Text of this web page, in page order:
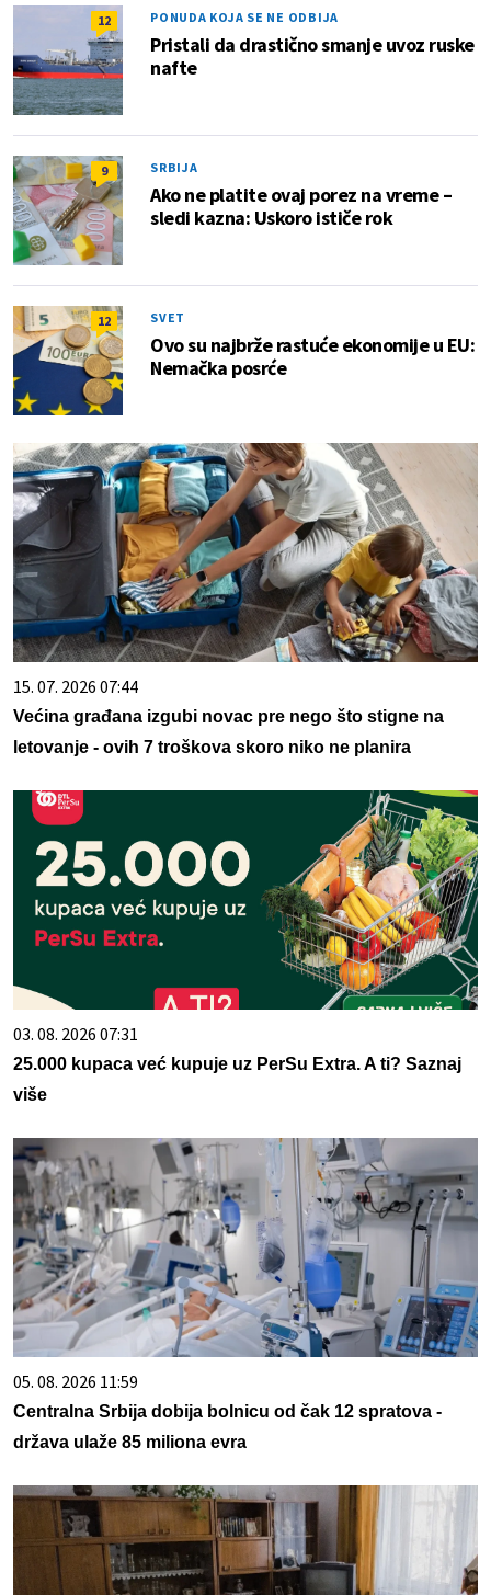
12 PONUDA KOJA SE NE ODBIJA
Pristali da drastično smanje uvoz ruske
nafte
9 SRBIJA
Ako ne platite ovaj porez na vreme –
sledi kazna: Uskoro ističe rok
12 SVET
Ovo su najbrže rastuće ekonomije u EU:
Nemačka posrće
15. 07. 2026 07:44
Većina građana izgubi novac pre nego što stigne na
letovanje - ovih 7 troškova skoro niko ne planira
03. 08. 2026 07:31
25.000 kupaca već kupuje uz PerSu Extra. A ti? Saznaj
više
05. 08. 2026 11:59
Centralna Srbija dobija bolnicu od čak 12 spratova -
država ulaže 85 miliona evra